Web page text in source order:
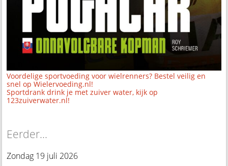
Voordelige sportvoeding voor wielrenners? Bestel veilig en
snel op Wielervoeding.nl!
Sportdrank drink je met zuiver water, kijk op
123zuiverwater.nl!
Eerder...
Zondag 19 juli 2026